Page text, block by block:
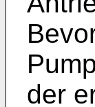
der